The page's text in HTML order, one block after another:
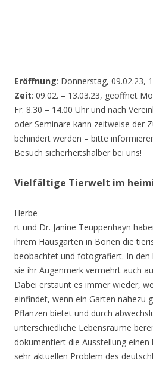
Eröffnung: Donnerstag, 09.02.23,
Zeit: 09.02. – 13.03.23, geöffnet
Fr. 8.30 – 14.00 Uhr und nach
oder Seminare kann zeitweise der
behindert werden – bitte
Besuch sicherheitshalber bei uns!
Vielfältige Tierwelt im
Herbe
rt und Dr. Janine Teuppenhayn
ihrem Hausgarten in Bönen die
beobachtet und fotografiert. In den
sie ihr Augenmerk vermehrt auch
Dabei erstaunt es immer wieder,
einfindet, wenn ein Garten nahezu
Pflanzen bietet und durch
unterschiedliche Lebensräume
dokumentiert die Ausstellung
sehr aktuellen Problem des